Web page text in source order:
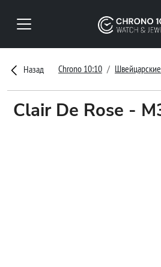
Назад Chrono 10:10
Clair De Rose -